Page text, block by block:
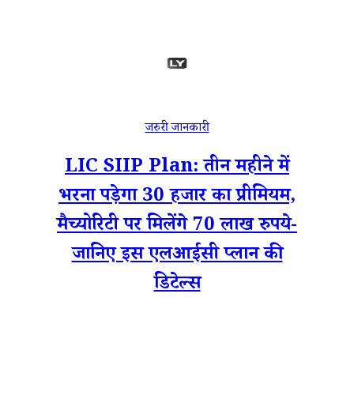
जरुरी जानकारी
LIC SIIP Plan: तीन महीने में
भरना पड़ेगा 30 हजार का प्रीमियम,
मैच्योरिटी पर मिलेंगे 70 लाख रुपये-
जानिए इस एलआईसी प्लान की
डिटेल्स